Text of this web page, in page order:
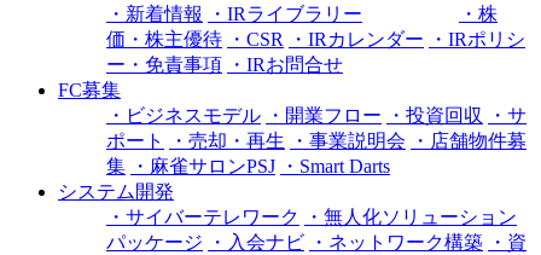
・新着情報
・IRライブラリー
・株
価・株主優待
・CSR ・IRカレンダー
・IRポリシ
ー・免責事項
・IRお問合せ
FC募集
・ビジネスモデル
・開業フロー ・投資回収
・サ
ポート
・売却・再生 ・事業説明会
・店舗物件募
集
・麻雀サロンPSJ
・Smart Darts
システム開発
・サイバーテレワーク
・無人化ソリューション
パッケージ
・入会ナビ ・ネットワーク構築
・資